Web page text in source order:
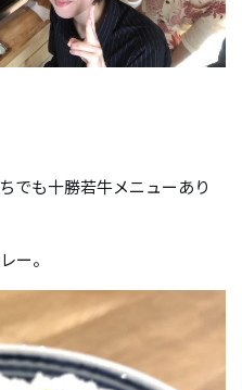
でも十勝若牛メニューあり
ー。